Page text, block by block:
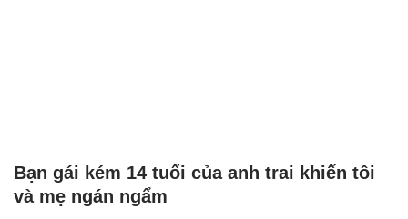
Bạn gái kém 14 tuổi của anh trai khiến tôi
và mẹ ngán ngẩm